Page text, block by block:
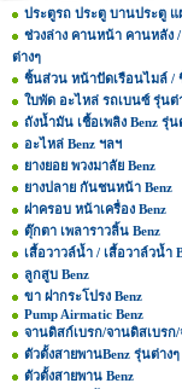
ประตูรถ ประตู บานประตู แ
ช่วงล่าง คานหน้า คานหลัง
ต่างๆ
ชิ้นส่วน หน้าปัดเรือนไมล์ /
ใบพัด อะไหล่ รถเบนซ์ รุ่นต่
ถังน้ำมัน เชื้อเพลิง Benz รุ่น
อะไหล่ Benz ฯลฯ
ยางยอย พวงมาลัย Benz
ยางปลาย กันชนหน้า Benz
ฝาครอบ หน้าเครื่อง Benz
ตุ๊กตา เพลาราวลิ้น Benz
เสื้อวาวล์น้ำ / เสื้อวาล์วน้ำ
ลูกสูบ Benz
ขา ฝากระโปรง Benz
Pump Airmatic Benz
จานดิสก์เบรก/จานดิสเบรก
ตัวตั้งสายพานBenz รุ่นต่าง
ตัวตั้งสายพาน Benz